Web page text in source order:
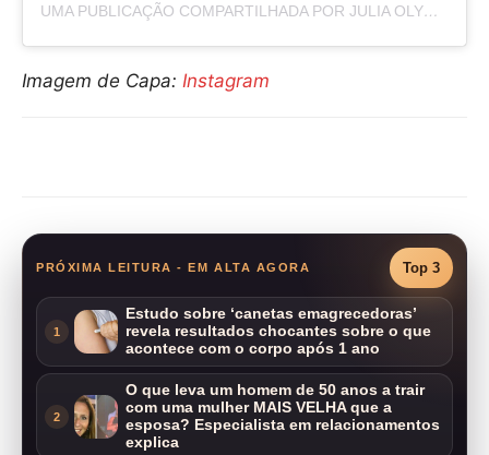
UMA PUBLICAÇÃO COMPARTILHADA POR JULIA OLYMPIO (@JULIAOLYMPIO)
Imagem de Capa: Instagram
PRÓXIMA LEITURA - EM ALTA AGORA Top 3
1
Estudo sobre ‘canetas emagrecedoras’
revela resultados chocantes sobre o que
acontece com o corpo após 1 ano
2
O que leva um homem de 50 anos a trair
com uma mulher MAIS VELHA que a
esposa? Especialista em relacionamentos
explica